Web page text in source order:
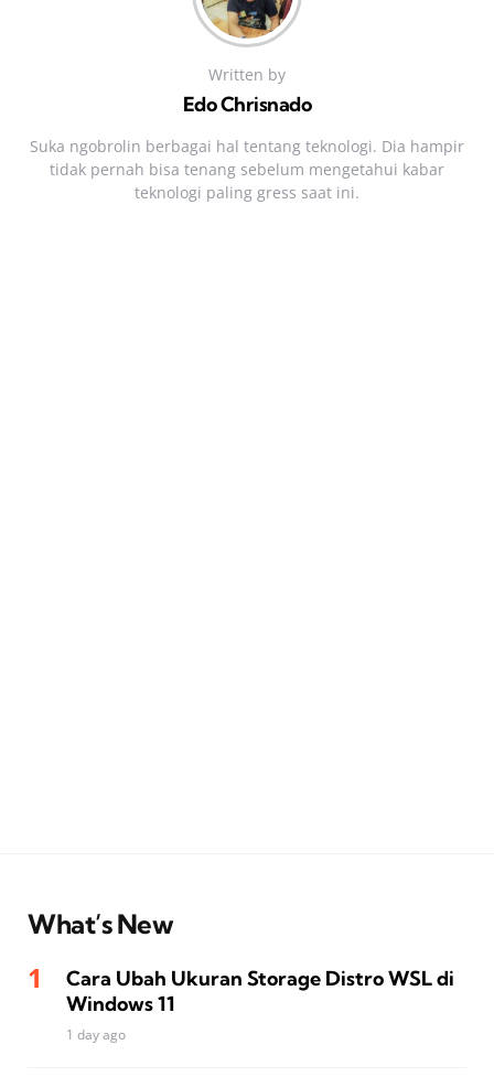
Written by
Edo Chrisnado
Suka ngobrolin berbagai hal tentang teknologi. Dia hampir
tidak pernah bisa tenang sebelum mengetahui kabar
teknologi paling gress saat ini.
What’s New
Cara Ubah Ukuran Storage Distro WSL di
Windows 11
1 day ago